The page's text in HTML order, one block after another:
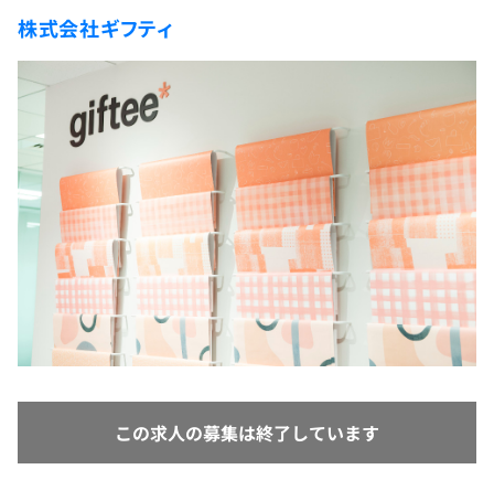
新卒エージェント
イベント・セミナー
インタビュー
就活成功ガイド
4択課題
リファレンス
プラン
個人向けプラン
法人向けプラン
学校向けプラン
評価結果一覧
再チャレンジ結果一覧
Tech Team Journal
paiza times
note
paizaとは？
株式会社ギフティ
この求人の募集は終了しています